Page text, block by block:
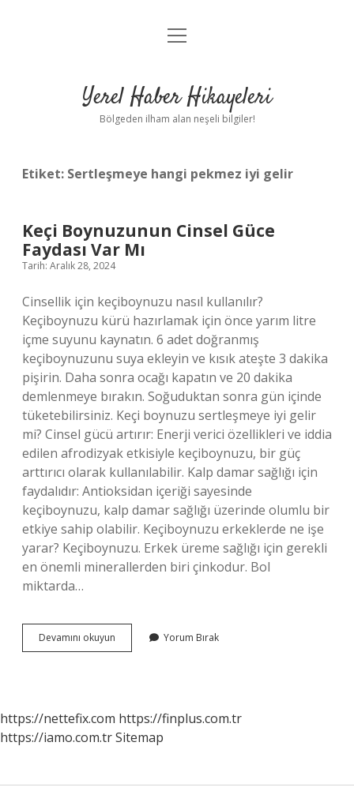
Anasayfa
Yasal Uyarı
menüyü
Yerel Haber Hikayeleri
Bölgeden ilham alan neşeli bilgiler!
Etiket: Sertleşmeye hangi pekmez iyi gelir
Keçi Boynuzunun Cinsel Güce
Faydası Var Mı
Tarih: Aralık 28, 2024
Cinsellik için keçiboynuzu nasıl kullanılır?
Keçiboynuzu kürü hazırlamak için önce yarım litre
içme suyunu kaynatın. 6 adet doğranmış
keçiboynuzunu suya ekleyin ve kısık ateşte 3 dakika
pişirin. Daha sonra ocağı kapatın ve 20 dakika
demlenmeye bırakın. Soğuduktan sonra gün içinde
tüketebilirsiniz. Keçi boynuzu sertleşmeye iyi gelir
mi? Cinsel gücü artırır: Enerji verici özellikleri ve iddia
edilen afrodizyak etkisiyle keçiboynuzu, bir güç
arttırıcı olarak kullanılabilir. Kalp damar sağlığı için
faydalıdır: Antioksidan içeriği sayesinde
keçiboynuzu, kalp damar sağlığı üzerinde olumlu bir
etkiye sahip olabilir. Keçiboynuzu erkeklerde ne işe
yarar? Keçiboynuzu. Erkek üreme sağlığı için gerekli
en önemli minerallerden biri çinkodur. Bol
miktarda…
Devamını okuyun
Boynuzunun
Mı
Yorum Bırak
https://nettefix.com https://finplus.com.tr
https://iamo.com.trSitemap